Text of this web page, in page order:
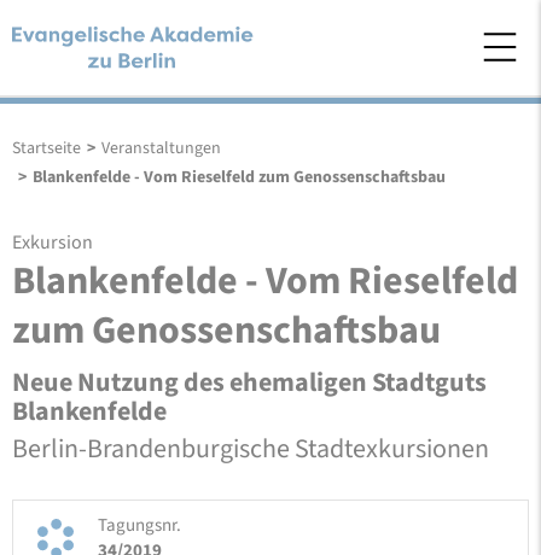
Startseite > Veranstaltungen
> Blankenfelde - Vom Rieselfeld zum Genossenschaftsbau
Exkursion
Blankenfelde - Vom Rieselfeld
zum Genossenschaftsbau
Neue Nutzung des ehemaligen Stadtguts
Blankenfelde
Berlin-Brandenburgische Stadtexkursionen
Tagungsnr.